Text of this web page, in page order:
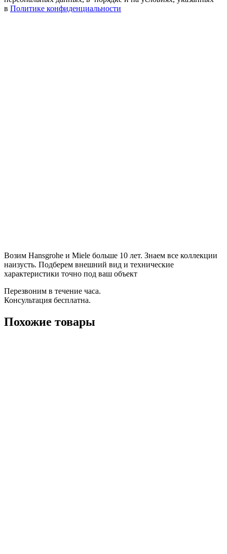
в Политике конфиденциальности
Возим Hansgrohe и Miele больше 10 лет. Знаем все коллекции
наизусть. Подберем внешний вид и технические
характеристики точно под ваш объект
Перезвоним в течение часа.
Консультация бесплатна.
Похожие товары